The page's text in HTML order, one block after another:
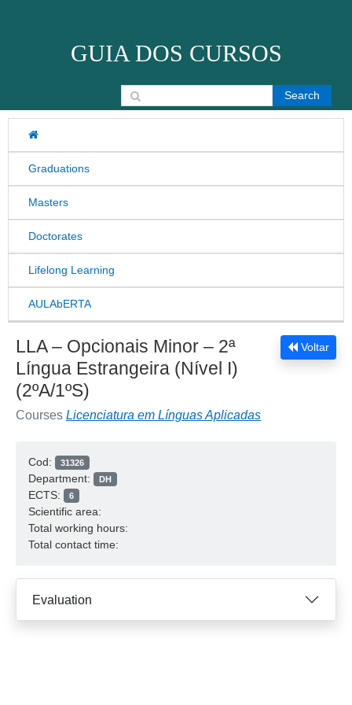
GUIA DOS CURSOS
Graduations
Masters
Doctorates
Lifelong Learning
AULAbERTA
Search for:
Voltar
LLA – Opcionais Minor – 2ª
Língua Estrangeira (Nível I)
(2ºA/1ºS)
Courses Licenciatura em Línguas Aplicadas
Cod: 31326
Department: DH
ECTS: 6
Scientific area:
Total working hours:
Total contact time:
Evaluation